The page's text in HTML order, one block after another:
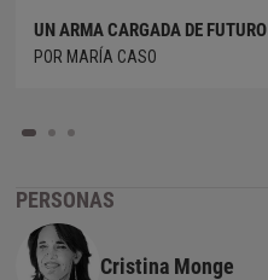
UN ARMA CARGADA DE FUTURO
POR MARÍA CASO
PERSONAS
Cristina Monge